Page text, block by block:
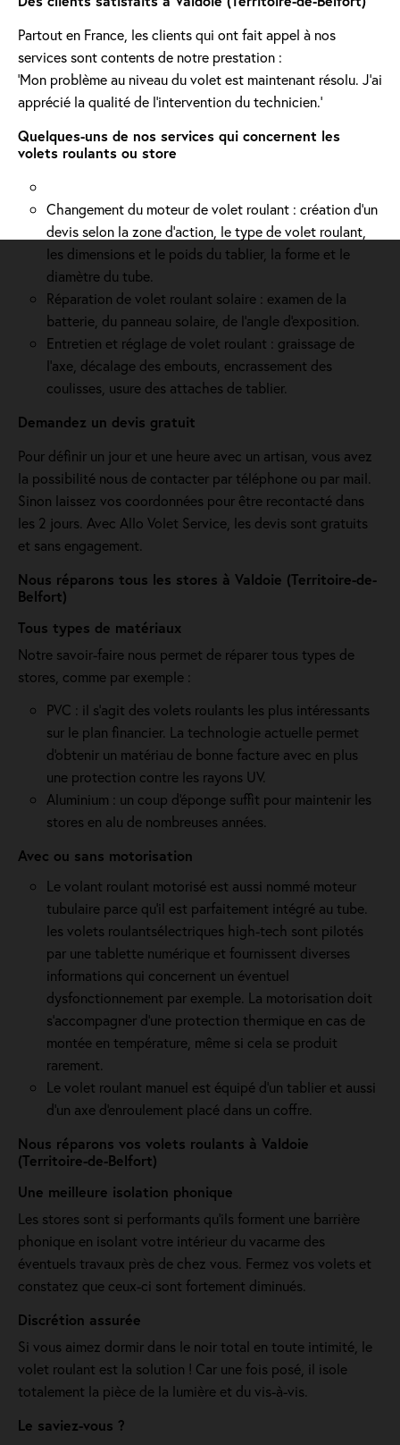
Partout en France, les clients qui ont fait appel à nos
services sont contents de notre prestation :
'Mon problème au niveau du volet est maintenant résolu. J’ai
apprécié la qualité de l’intervention du technicien.'
Quelques-uns de nos services qui concernent les
volets roulants ou store
Changement du moteur de volet roulant : création d'un
devis selon la zone d’action, le type de volet roulant,
les dimensions et le poids du tablier, la forme et le
diamètre du tube.
Réparation de volet roulant solaire : examen de la
batterie, du panneau solaire, de l'angle d'exposition.
Entretien et réglage de volet roulant : graissage de
l’axe, décalage des embouts, encrassement des
coulisses, usure des attaches de tablier.
Demandez un devis gratuit
Pour définir un jour et une heure avec un artisan, vous avez
la possibilité nous de contacter par téléphone ou par mail.
Sinon laissez vos coordonnées pour être recontacté dans
les 2 jours. Avec Allo Volet Service, les devis sont gratuits
et sans engagement.
Nous réparons tous les stores à Valdoie (Territoire-de-
Belfort)
Tous types de matériaux
Notre savoir-faire nous permet de réparer tous types de
stores, comme par exemple :
PVC : il s'agit des volets roulants les plus intéressants
sur le plan financier. La technologie actuelle permet
d'obtenir un matériau de bonne facture avec en plus
une protection contre les rayons UV.
Aluminium : un coup d'éponge suffit pour maintenir les
stores en alu de nombreuses années.
Avec ou sans motorisation
Le volant roulant motorisé est aussi nommé moteur
tubulaire parce qu'il est parfaitement intégré au tube.
les volets roulantsélectriques high-tech sont pilotés
par une tablette numérique et fournissent diverses
informations qui concernent un éventuel
dysfonctionnement par exemple. La motorisation doit
s'accompagner d'une protection thermique en cas de
montée en température, même si cela se produit
rarement.
Le volet roulant manuel est équipé d'un tablier et aussi
d'un axe d'enroulement placé dans un coffre.
Nous réparons vos volets roulants à Valdoie
(Territoire-de-Belfort)
Une meilleure isolation phonique
Les stores sont si performants qu’ils forment une barrière
phonique en isolant votre intérieur du vacarme des
éventuels travaux près de chez vous. Fermez vos volets et
constatez que ceux-ci sont fortement diminués.
Discrétion assurée
Si vous aimez dormir dans le noir total en toute intimité, le
volet roulant est la solution ! Car une fois posé, il isole
totalement la pièce de la lumière et du vis-à-vis.
Le saviez-vous ?